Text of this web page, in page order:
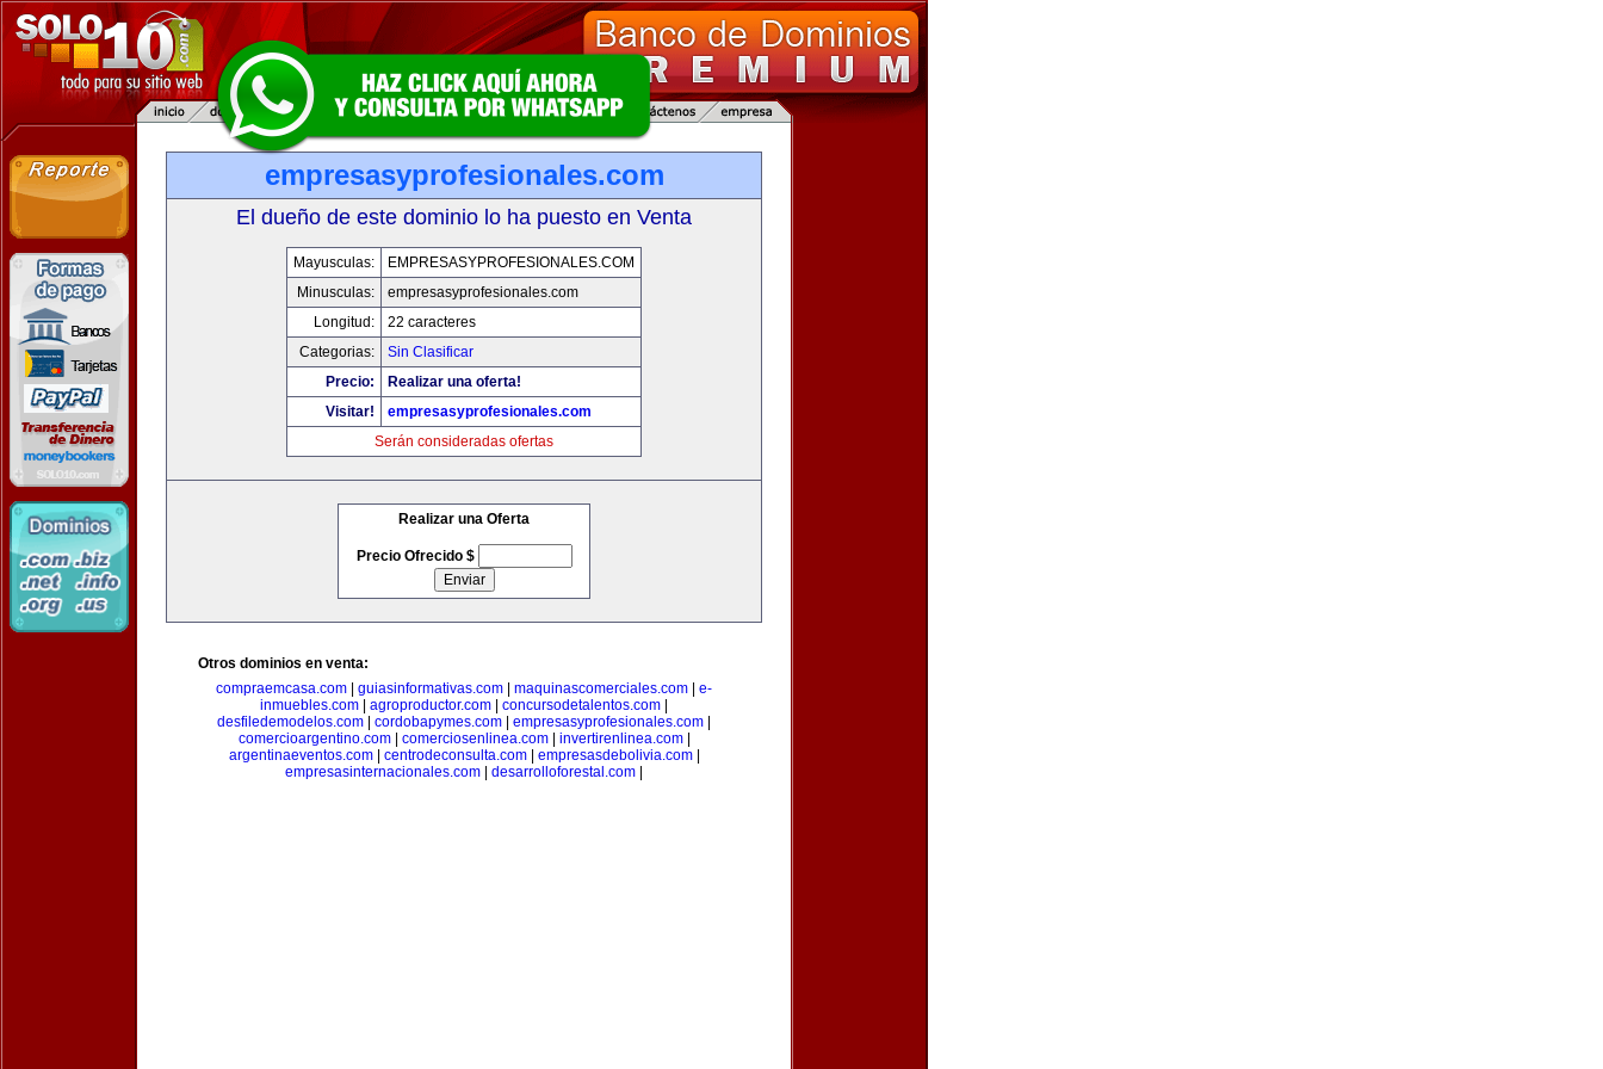
empresasyprofesionales.com
El dueño de este dominio lo ha puesto en Venta
Mayusculas:
EMPRESASYPROFESIONALES.COM
Minusculas:
empresasyprofesionales.com
Longitud:
22 caracteres
Categorias:
Sin Clasificar
Precio:
Realizar una oferta!
Visitar!
empresasyprofesionales.com
Serán consideradas ofertas
Realizar una Oferta
Precio Ofrecido $
Otros dominios en venta:
compraemcasa.com
guiasinformativas.com maquinascomerciales.com
e-
inmuebles.com
agroproductor.com concursodetalentos.com
desfiledemodelos.com
cordobapymes.com empresasyprofesionales.com
comercioargentino.com| comerciosenlinea.com| invertirenlinea.com|
argentinaeventos.com| centrodeconsulta.com| empresasdebolivia.com|
empresasinternacionales.com
desarrolloforestal.com